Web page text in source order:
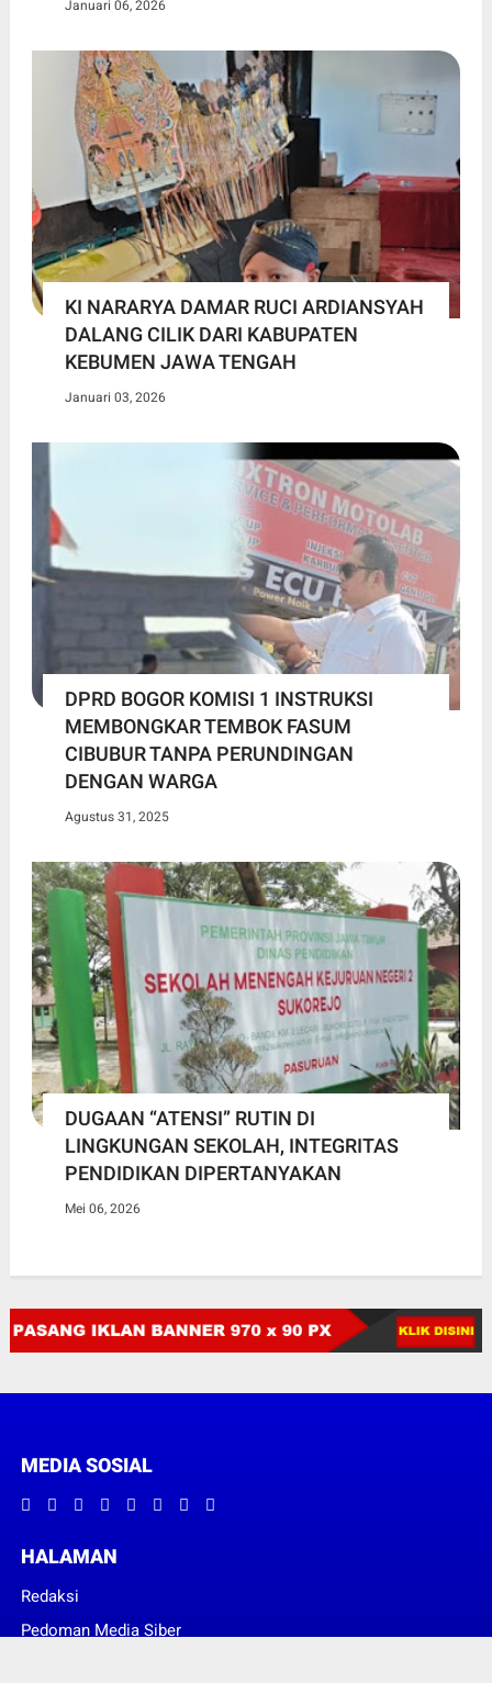
Januari 06, 2026
KI NARARYA DAMAR RUCI ARDIANSYAH
DALANG CILIK DARI KABUPATEN
KEBUMEN JAWA TENGAH
Januari 03, 2026
DPRD BOGOR KOMISI 1 INSTRUKSI
MEMBONGKAR TEMBOK FASUM
CIBUBUR TANPA PERUNDINGAN
DENGAN WARGA
Agustus 31, 2025
DUGAAN “ATENSI” RUTIN DI
LINGKUNGAN SEKOLAH, INTEGRITAS
PENDIDIKAN DIPERTANYAKAN
Mei 06, 2026
MEDIA SOSIAL
HALAMAN
Redaksi
Pedoman Media Siber